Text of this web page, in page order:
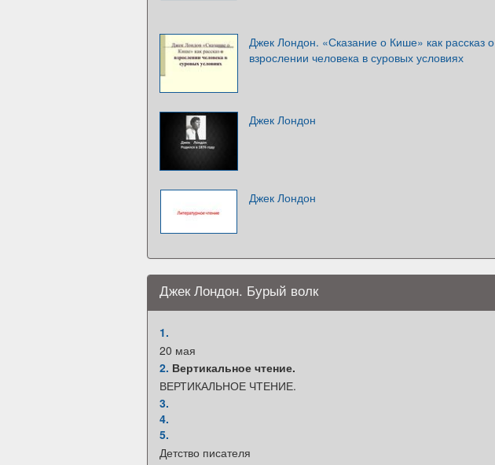
Джек Лондон. «Сказание о Кише» как рассказ о
взрослении человека в суровых условиях
Джек Лондон
Джек Лондон
Джек Лондон. Бурый волк
1.
20 мая
2. Вертикальное чтение.
ВЕРТИКАЛЬНОЕ ЧТЕНИЕ.
3.
4.
5.
Детство писателя